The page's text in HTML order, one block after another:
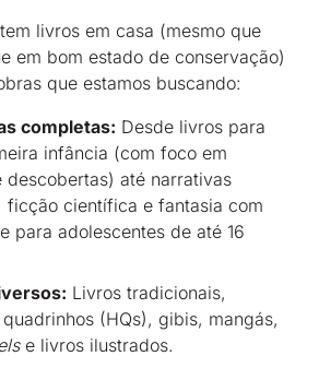
livros em casa (mesmo que
em bom estado de conservação)
que estamos buscando:
completas: Desde livros para
infância (com foco em
descobertas) até narrativas
ficção científica e fantasia com
para adolescentes de até 16
Livros tradicionais,
(HQs), gibis, mangás,
e livros ilustrados.